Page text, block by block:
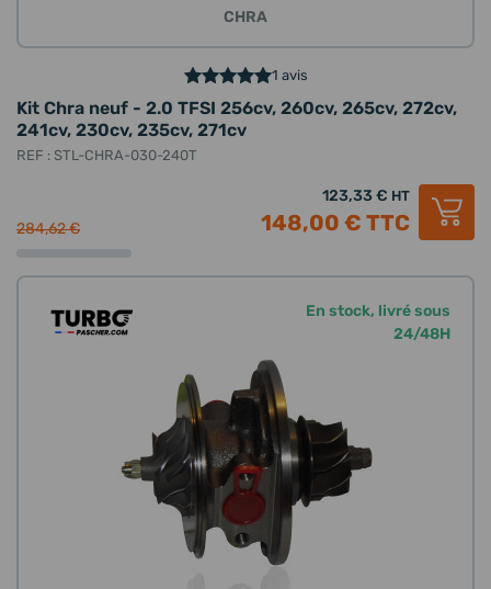
CHRA
1 avis
Kit Chra neuf - 2.0 TFSI 256cv, 260cv, 265cv, 272cv,
241cv, 230cv, 235cv, 271cv
REF : STL-CHRA-030-240T
284,62 €
123,33 € HT
148,00 € TTC
En stock, livré sous
24/48H